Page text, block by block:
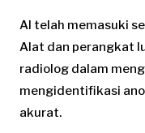
AI telah memasuki
Alat dan perangkat
radiolog dalam
mengidentifikasi
akurat.